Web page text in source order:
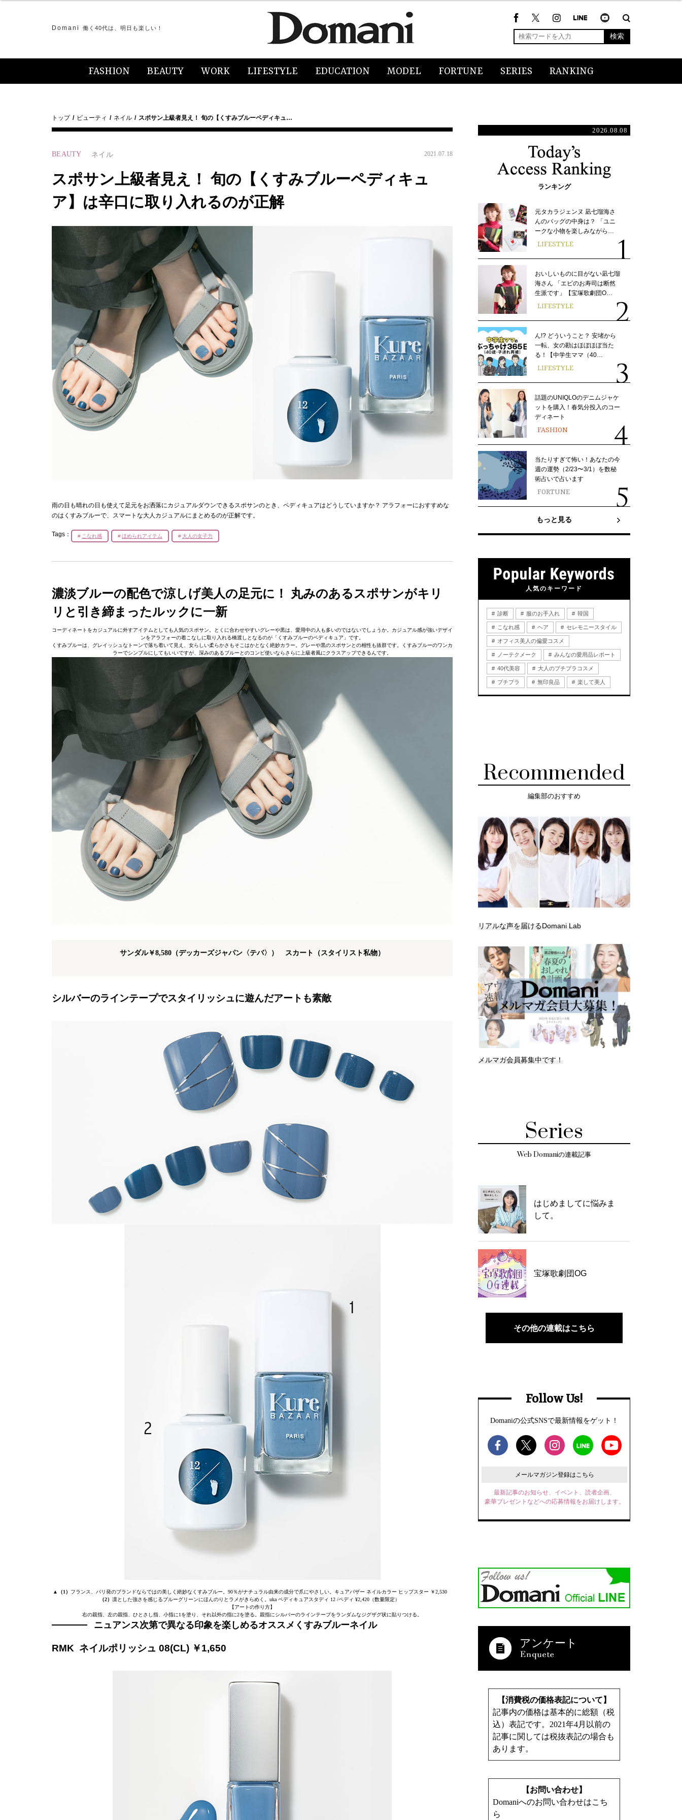
Domani 働く40代は、明日も楽しい！
検索
FASHION BEAUTY WORK LIFESTYLE EDUCATION MODEL FORTUNE SERIES RANKING
トップ ビューティ ネイル スポサン上級者見え！ 旬の【くすみブルーペディキュ…
BEAUTY ネイル 2021.07.18
スポサン上級者見え！ 旬の【くすみブルーペディキュ
ア】は辛口に取り入れるのが正解
雨の日も晴れの日も使えて足元をお洒落にカジュアルダウンできるスポサンのとき、ペディキュアはどうしていますか？ アラフォーにおすすめな
のはくすみブルーで、スマートな大人カジュアルにまとめるのが正解です。
Tags： こなれ感 ほめられアイテム 大人の女子力
濃淡ブルーの配色で涼しげ美人の足元に！ 丸みのあるスポサンがキリ
リと引き締まったルックに一新
コーディネートをカジュアルに外すアイテムとしても人気のスポサン。とくに合わせやすいグレーや黒は、愛用中の人も多いのではないでしょうか。カジュアル感が強いデザイ
ンをアラフォーの着こなしに取り入れる橋渡しとなるのが「くすみブルーのペディキュア」です。
くすみブルーは、グレイッシュなトーンで落ち着いて見え、女らしい柔らかさもそこはかとなく絶妙カラー。グレーや黒のスポサンとの相性も抜群です。くすみブルーのワンカ
ラーでシンプルにしてもいいですが、深みのあるブルーとのコンビ使いならさらに上級者風にクラスアップできるんです。
サンダル￥8,580（デッカーズジャパン〈テバ〉） スカート（スタイリスト私物）
シルバーのラインテープでスタイリッシュに遊んだアートも素敵
▲ （1）
フランス、パリ発のブランドならではの美しく絶妙なくすみブルー。90％がナチュラル由来の成分で爪にやさしい。キュアバザー ネイルカラー ヒップスター ￥2,530
（2） 凛とした強さを感じるブルーグリーンにほんのりとラメがきらめく。uka ペディキュアスタディ 12 /ペディ ¥2,420（数量限定）
【アートの作り方】
右の親指、左の親指、ひとさし指、小指に1を塗り、それ以外の指に2を塗る。親指にシルバーのラインテープをランダムなジグザグ状に貼りつける。
ニュアンス次第で異なる印象を楽しめるオススメくすみブルーネイル
RMK ネイルポリッシュ 08(CL) ￥1,650
2026.08.08
ランキング
元タカラジェンヌ 凪七瑠海さ
んのバッグの中身は？ 「ユニ
ークな小物を楽しみながら…
LIFESTYLE
おいしいものに目がない凪七瑠
海さん 「エビのお寿司は断然
生派です」【宝塚歌劇団O…
LIFESTYLE
ん!? どういうこと？ 安堵から
一転、女の勘はほぼほぼ当た
る！【中学生ママ（40…
LIFESTYLE
話題のUNIQLOのデニムジャケ
ットを購入！春気分投入のコー
ディネート
FASHION
当たりすぎて怖い！あなたの今
週の運勢（2/23〜3/1）を数秘
術占いで占います
FORTUNE
もっと見る
人気のキーワード
診断 服のお手入れ 韓国
こなれ感 ヘア セレモニースタイル
オフィス美人の偏愛コスメ
ノーテクメーク みんなの愛用品レポート
40代美容 大人のプチプラコスメ
プチプラ 無印良品 楽して美人
Recommended
編集部のおすすめ
リアルな声を届けるDomani Lab
メルマガ会員募集中です！
Series
Web Domaniの連載記事
はじめましてに悩みま
して。
宝塚歌劇団OG
その他の連載はこちら
Follow Us!
Domaniの公式SNSで最新情報をゲット！
メールマガジン登録はこちら
最新記事のお知らせ、イベント、読者企画、
豪華プレゼントなどへの応募情報をお届けします。
アンケート
【消費税の価格表記について】
記事内の価格は基本的に総額（税
込）表記です。2021年4月以前の
記事に関しては税抜表記の場合も
あります。
【お問い合わせ】
Domaniへのお問い合わせはこち
ら